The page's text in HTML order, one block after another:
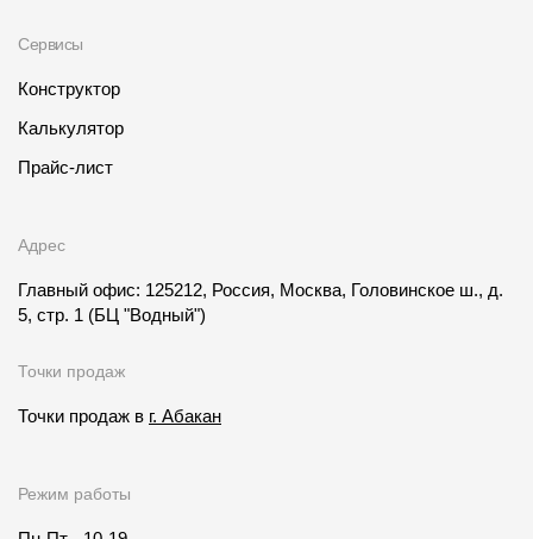
Сервисы
Конструктор
Калькулятор
Прайс-лист
Адрес
Главный офис: 125212, Россия, Москва, Головинское ш., д.
5, стр. 1 (БЦ "Водный")
Точки продаж
Точки продаж в г. Абакан
Режим работы